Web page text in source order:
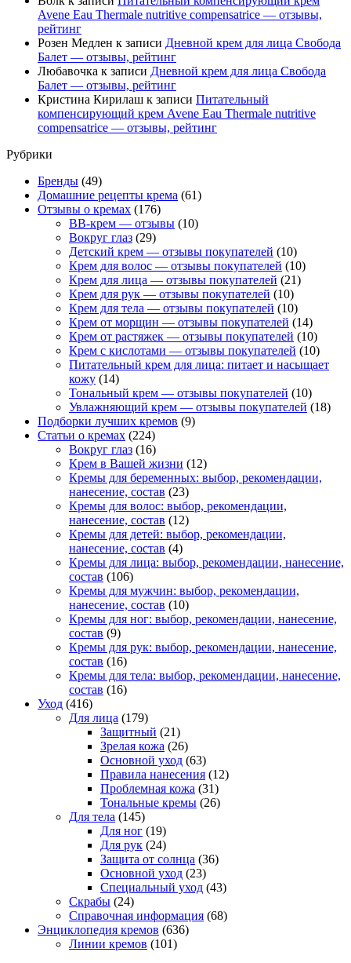
Avene Eau Thermale nutritive compensatrice — отзывы,
рейтинг
Розен Медлен к записи Дневной крем для лица Свобода
Балет — отзывы, рейтинг
Любавочка к записи Дневной крем для лица Свобода
Балет — отзывы, рейтинг
Кристина Кирилаш к записи Питательный
компенсирующий крем Avene Eau Thermale nutritive
compensatrice — отзывы, рейтинг
Рубрики
Бренды (49)
Домашние рецепты крема (61)
Отзывы о кремах (176)
BB-крем — отзывы (10)
Вокруг глаз (29)
Детский крем — отзывы покупателей (10)
Крем для волос — отзывы покупателей (10)
Крем для лица — отзывы покупателей (21)
Крем для рук — отзывы покупателей (10)
Крем для тела — отзывы покупателей (10)
Крем от морщин — отзывы покупателей (14)
Крем от растяжек — отзывы покупателей (10)
Крем с кислотами — отзывы покупателей (10)
Питательный крем для лица: питает и насыщает
кожу (14)
Тональный крем — отзывы покупателей (10)
Увлажняющий крем — отзывы покупателей (18)
Подборки лучших кремов (9)
Статьи о кремах (224)
Вокруг глаз (16)
Крем в Вашей жизни (12)
Кремы для беременных: выбор, рекомендации,
нанесение, состав (23)
Кремы для волос: выбор, рекомендации,
нанесение, состав (12)
Кремы для детей: выбор, рекомендации,
нанесение, состав (4)
Кремы для лица: выбор, рекомендации, нанесение,
состав (106)
Кремы для мужчин: выбор, рекомендации,
нанесение, состав (10)
Кремы для ног: выбор, рекомендации, нанесение,
состав (9)
Кремы для рук: выбор, рекомендации, нанесение,
состав (16)
Кремы для тела: выбор, рекомендации, нанесение,
состав (16)
Уход (416)
Для лица (179)
Защитный (21)
Зрелая кожа (26)
Основной уход (63)
Правила нанесения (12)
Проблемная кожа (31)
Тональные кремы (26)
Для тела (145)
Для ног (19)
Для рук (24)
Защита от солнца (36)
Основной уход (23)
Специальный уход (43)
Скрабы (24)
Справочная информация (68)
Энциклопедия кремов (636)
Линии кремов (101)